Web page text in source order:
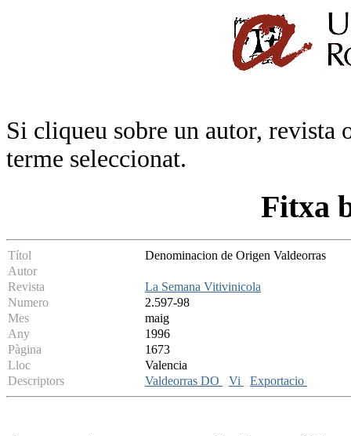
Si cliqueu sobre un autor, revista
terme seleccionat.
Fitxa
Títol
Denominacion de Origen Valdeorras
Autor
Revista
La Semana Vitivinicola
Numero
2.597-98
Mes
maig
Any
1996
Pàgina
1673
Lloc
Valencia
Descriptors
Valdeorras DO Vi Exportacio